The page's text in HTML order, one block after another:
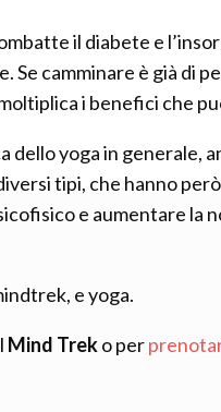
il diabete e
camminare è già di
i benefici che
dello yoga in generale,
tipi, che hanno
e aumentare la
e yoga.
Mind Treko per